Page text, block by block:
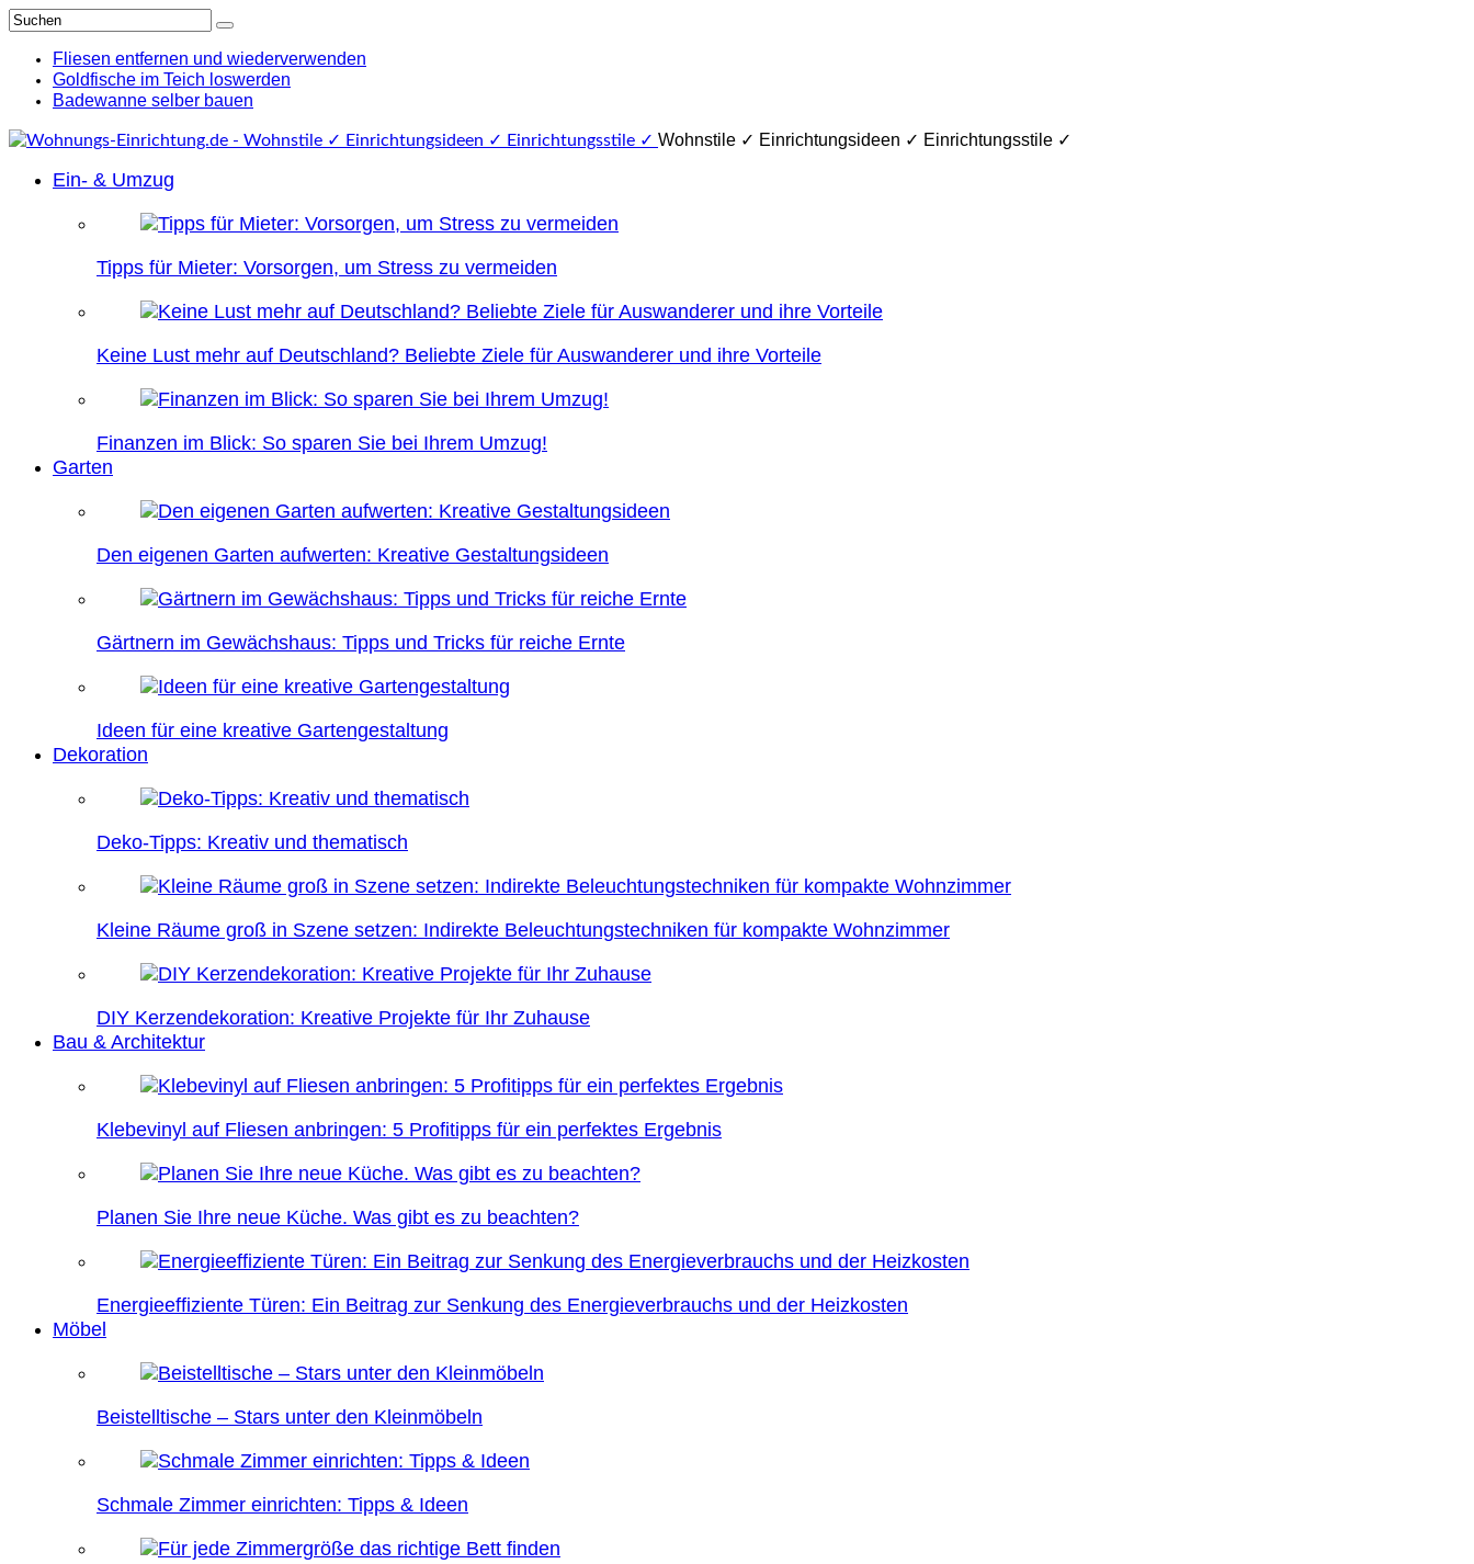
Fliesen entfernen und wiederverwenden
Goldfische im Teich loswerden
Badewanne selber bauen
Wohnstile ✓ Einrichtungsideen ✓ Einrichtungsstile ✓
Ein- & Umzug
Tipps für Mieter: Vorsorgen, um Stress zu vermeiden
Keine Lust mehr auf Deutschland? Beliebte Ziele für Auswanderer und ihre Vorteile
Finanzen im Blick: So sparen Sie bei Ihrem Umzug!
Garten
Den eigenen Garten aufwerten: Kreative Gestaltungsideen
Gärtnern im Gewächshaus: Tipps und Tricks für reiche Ernte
Ideen für eine kreative Gartengestaltung
Dekoration
Deko-Tipps: Kreativ und thematisch
Kleine Räume groß in Szene setzen: Indirekte Beleuchtungstechniken für kompakte Wohnzimmer
DIY Kerzendekoration: Kreative Projekte für Ihr Zuhause
Bau & Architektur
Klebevinyl auf Fliesen anbringen: 5 Profitipps für ein perfektes Ergebnis
Planen Sie Ihre neue Küche. Was gibt es zu beachten?
Energieeffiziente Türen: Ein Beitrag zur Senkung des Energieverbrauchs und der Heizkosten
Möbel
Beistelltische – Stars unter den Kleinmöbeln
Schmale Zimmer einrichten: Tipps & Ideen